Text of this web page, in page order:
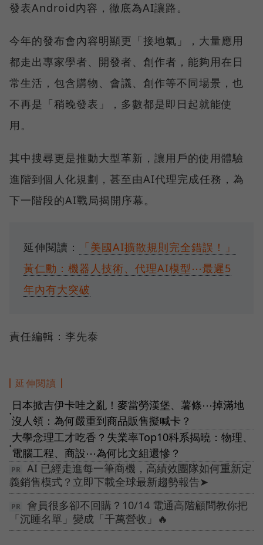
發表Android內容，徹底為AI讓路。
今年的發布會內容明顯更「接地氣」，大量應用
都走出專家學者、開發者、創作者，能夠用在日
常生活，包含購物、會議、創作等不同場景，也
不再是「稍晚發表」，多數都是即日起就能使
用。
其中搜尋更是推動大型革新，讓用戶的使用體驗
進階到個人化規劃，甚至由AI代理完成任務，為
下一階段的AI戰局揭開序幕。
延伸閱讀：
「美國AI擴散規則完全錯誤！」
黃仁勳：機器人技術、代理AI模型⋯最遲5
年內有大突破
責任編輯：李先泰
延伸閱讀
●
日本掀吉伊卡哇之亂！麥當勞漢堡、薯條⋯掉滿地
沒人領：為何嚴重到商品販售擬喊卡？
●
大學念理工才吃香？失業率Top10科系揭曉：物理、
電腦工程、商設⋯為何比文組還慘？
AI 已經走進每一筆商機，高績效團隊如何重新定
義銷售模式？立即下載全球最新趨勢報告➤
會員很多卻不回購？10/14 電通高階顧問教你把
「沉睡名單」變成「千萬營收」🔥